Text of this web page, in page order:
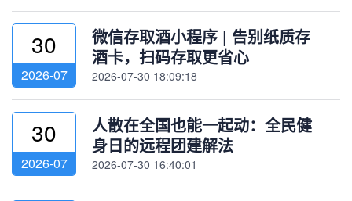
30
2026-07
微信存取酒小程序 | 告别纸质存
酒卡，扫码存取更省心
2026-07-30 18:09:18
30
2026-07
人散在全国也能一起动：全民健
身日的远程团建解法
2026-07-30 16:40:01